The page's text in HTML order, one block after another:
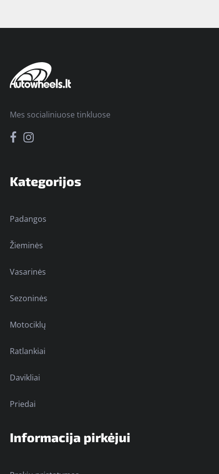
Kategorijos
Padangos
Žieminės
Vasarinės
Sezoninės
Motociklų
Ratlankiai
Davikliai
Priedai
Informacija pirkėjui
Mes socialiniuose tinkluose